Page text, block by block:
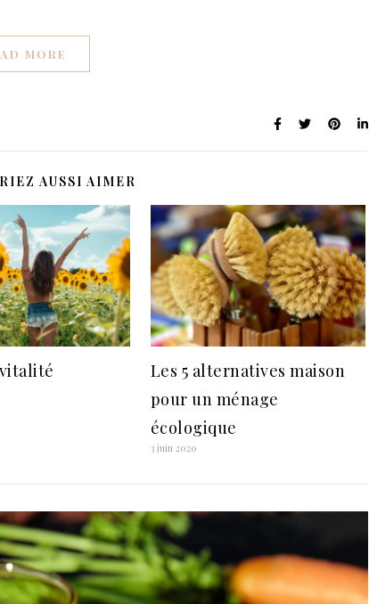
MORE
AUSSI AIMER
Les 5 alternatives maison
pour un ménage
écologique
3 juin 2020